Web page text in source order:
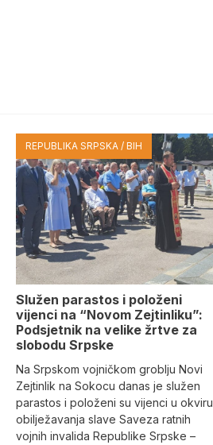
REPUBLIKA SRPSKA / BIH
Služen parastos i položeni
vijenci na “Novom Zejtinliku”:
Podsjetnik na velike žrtve za
slobodu Srpske
Na Srpskom vojničkom groblju Novi
Zejtinlik na Sokocu danas je služen
parastos i položeni su vijenci u okviru
obilježavanja slave Saveza ratnih
vojnih invalida Republike Srpske –